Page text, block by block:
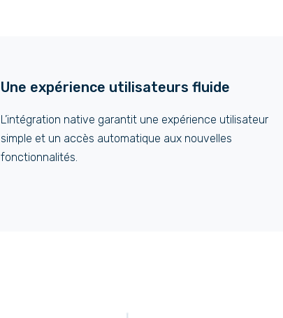
Une expérience utilisateurs fluide
L’intégration native garantit une expérience utilisateur
simple et un accès automatique aux nouvelles
fonctionnalités.